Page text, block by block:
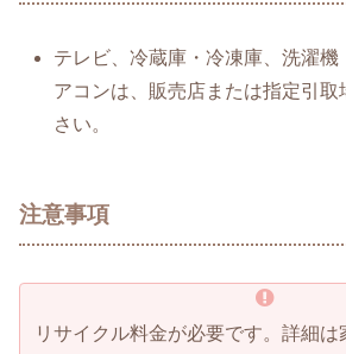
テレビ、冷蔵庫・冷凍庫、洗濯機
アコンは、販売店または指定引取
さい。
注意事項
リサイクル料金が必要です。詳細